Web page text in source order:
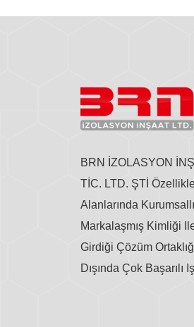
BRN İZOLASYON
TİC. LTD. ŞTİ Özellikle
Alanlarında
Markalaşmış Kimliği
Girdiği Çözüm
Dışında Çok Başarılı